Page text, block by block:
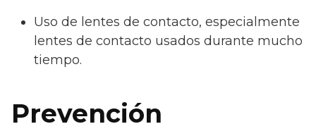
Uso de lentes de contacto, especialmente
lentes de contacto usados ​​durante mucho
tiempo.
Prevención